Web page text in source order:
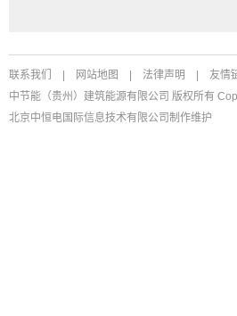
联系我们 网站地图 法律声明 友情
中节能（贵州）建筑能源有限公司 版权所有
北京中恒电国际信息技术有限公司 制作维护